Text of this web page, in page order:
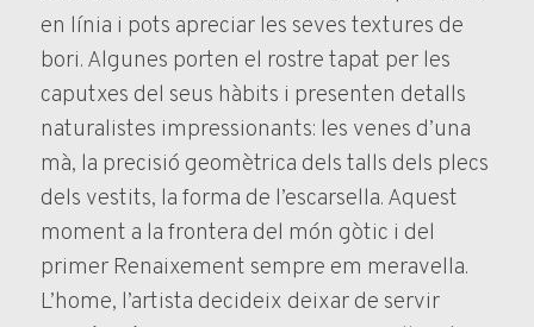
en línia i pots apreciar les seves textures de
bori. Algunes porten el rostre tapat per les
caputxes del seus hàbits i presenten detalls
naturalistes impressionants: les venes d’una
mà, la precisió geomètrica dels talls dels plecs
dels vestits, la forma de l’escarsella. Aquest
moment a la frontera del món gòtic i del
primer Renaixement sempre em meravella.
L’home, l’artista decideix deixar de servir